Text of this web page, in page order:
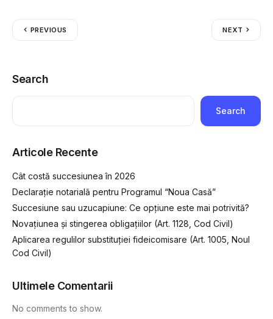
PREVIOUS NEXT
Search
Search
Articole Recente
Cât costă succesiunea în 2026
Declarație notarială pentru Programul “Noua Casă”
Succesiune sau uzucapiune: Ce opțiune este mai potrivită?
Novațiunea și stingerea obligațiilor (Art. 1128, Cod Civil)
Aplicarea regulilor substituției fideicomisare (Art. 1005, Noul
Cod Civil)
Ultimele Comentarii
No comments to show.